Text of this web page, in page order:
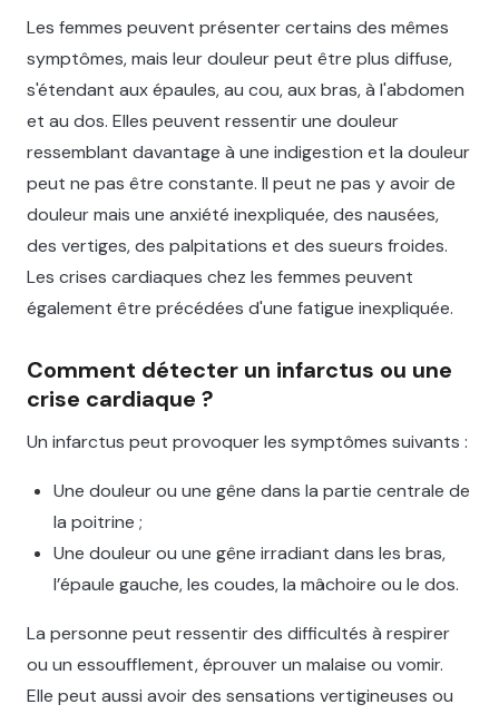
Les femmes peuvent présenter certains des mêmes
symptômes, mais leur douleur peut être plus diffuse,
s'étendant aux épaules, au cou, aux bras, à l'abdomen
et au dos. Elles peuvent ressentir une douleur
ressemblant davantage à une indigestion et la douleur
peut ne pas être constante. Il peut ne pas y avoir de
douleur mais une anxiété inexpliquée, des nausées,
des vertiges, des palpitations et des sueurs froides.
Les crises cardiaques chez les femmes peuvent
également être précédées d'une fatigue inexpliquée.
Comment détecter un infarctus ou une
crise cardiaque ?
Un infarctus peut provoquer les symptômes suivants :
Une douleur ou une gêne dans la partie centrale de
la poitrine ;
Une douleur ou une gêne irradiant dans les bras,
l’épaule gauche, les coudes, la mâchoire ou le dos.
La personne peut ressentir des difficultés à respirer
ou un essoufflement, éprouver un malaise ou vomir.
Elle peut aussi avoir des sensations vertigineuses ou